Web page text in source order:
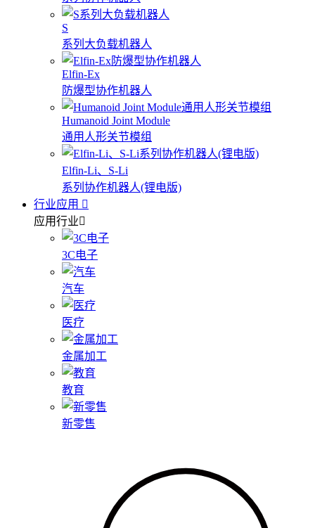
S
系列大负载机器人
Elfin-Ex
防爆型协作机器人
Humanoid Joint Module
通用人形关节模组
Elfin-Li、S-Li
系列协作机器人(锂电版)
行业应用
应用行业
3C电子
汽车
医疗
金属加工
教育
新零售